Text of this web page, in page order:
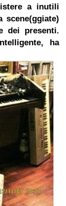
a inutili
dei presenti.
ha